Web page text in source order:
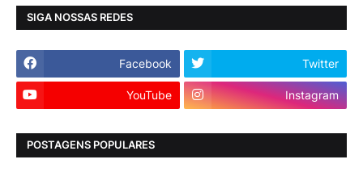
SIGA NOSSAS REDES
Facebook Twitter
YouTube Instagram
POSTAGENS POPULARES